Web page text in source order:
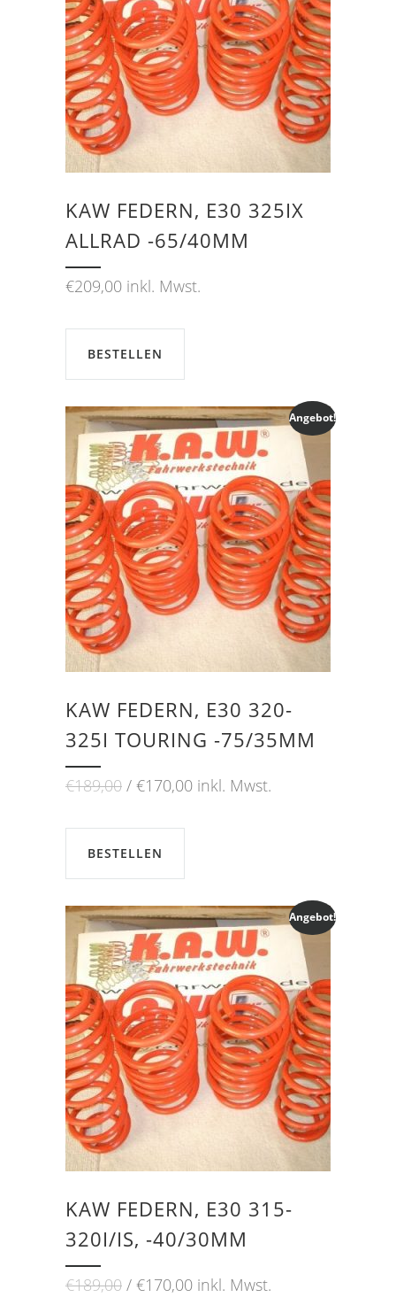
KAW FEDERN, E30 325IX
ALLRAD -65/40MM
€209,00 inkl. Mwst.
BESTELLEN
Angebot!
KAW FEDERN, E30 320-
325I TOURING -75/35MM
€189,00Ursprünglicher
€189,00
€170,00Aktueller
inkl. Mwst.
BESTELLEN
Angebot!
KAW FEDERN, E30 315-
320I/IS, -40/30MM
€189,00Ursprünglicher
€170,00Aktueller
inkl. Mwst.